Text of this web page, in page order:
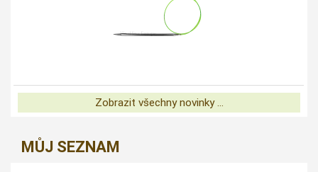
Zobrazit všechny novinky ...
MŮJ SEZNAM